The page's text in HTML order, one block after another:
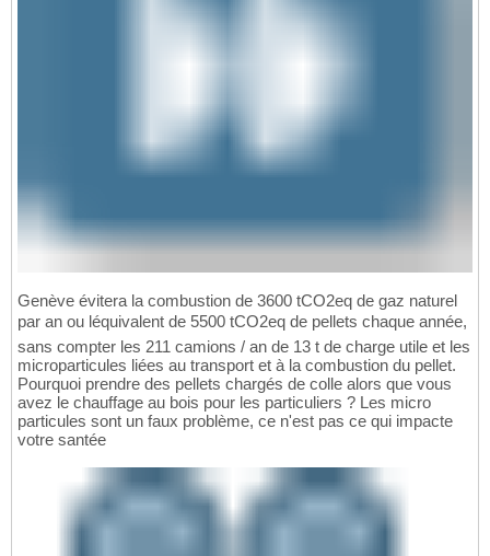
Genève évitera la combustion de 3600 tCO2eq de gaz naturel
par an ou léquivalent de 5500 tCO2eq de pellets chaque année,
sans compter les 211 camions / an de 13 t de charge utile et les
microparticules liées au transport et à la combustion du pellet.
Pourquoi prendre des pellets chargés de colle alors que vous
avez le chauffage au bois pour les particuliers ? Les micro
particules sont un faux problème, ce n'est pas ce qui impacte
votre santée